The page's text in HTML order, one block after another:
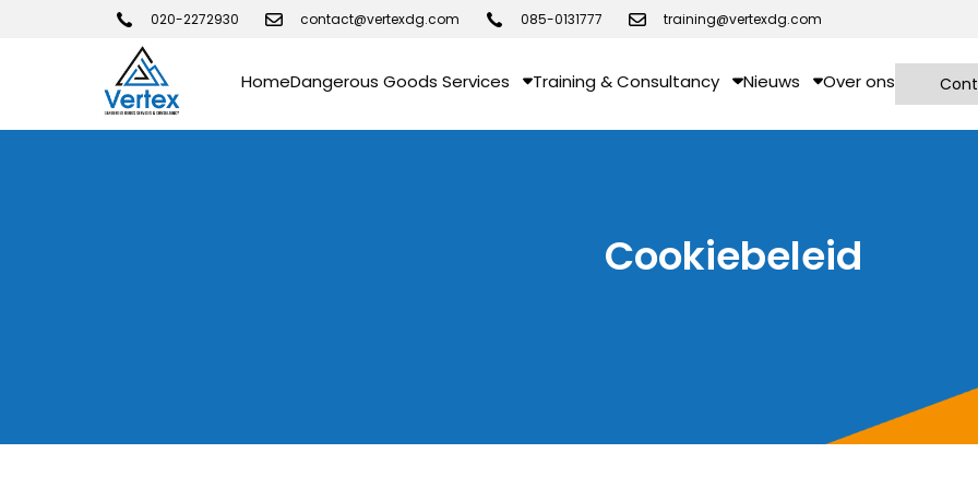
020-2272930 contact@vertexdg.com 085-0131777 training@vertexdg.com
HomeDangerous Goods Services Training & Consultancy Nieuws Over ons
Cookiebeleid